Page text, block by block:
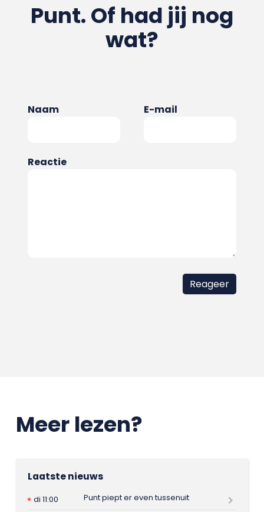
Punt. Of had jij nog
wat?
Naam E-mail
Reactie
Meer lezen?
Laatste nieuws
di 11:00
Punt piept er even tussenuit